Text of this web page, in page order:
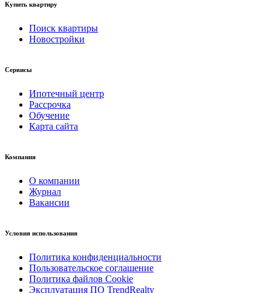
Купить квартиру
Поиск квартиры
Новостройки
Сервисы
Ипотечный центр
Рассрочка
Обучение
Карта сайта
Компания
О компании
Журнал
Вакансии
Условия использования
Политика конфиденциальности
Пользовательское соглашение
Политика файлов Cookie
Эксплуатация ПО TrendRealty